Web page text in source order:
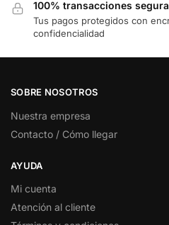
100% transacciones
Tus pagos protegidos con
confidencialidad
SOBRE NOSOTROS
Nuestra empresa
Contacto / Cómo llegar
AYUDA
Mi cuenta
Atención al cliente